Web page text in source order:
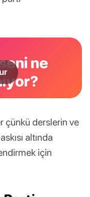
ne
çünkü derslerin ve
altında
için